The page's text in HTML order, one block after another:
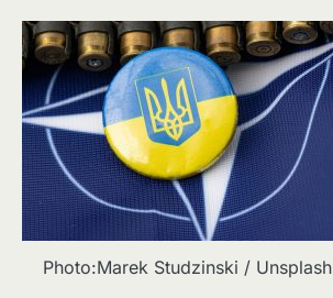
Photo:Marek Studzinski / Unsplash